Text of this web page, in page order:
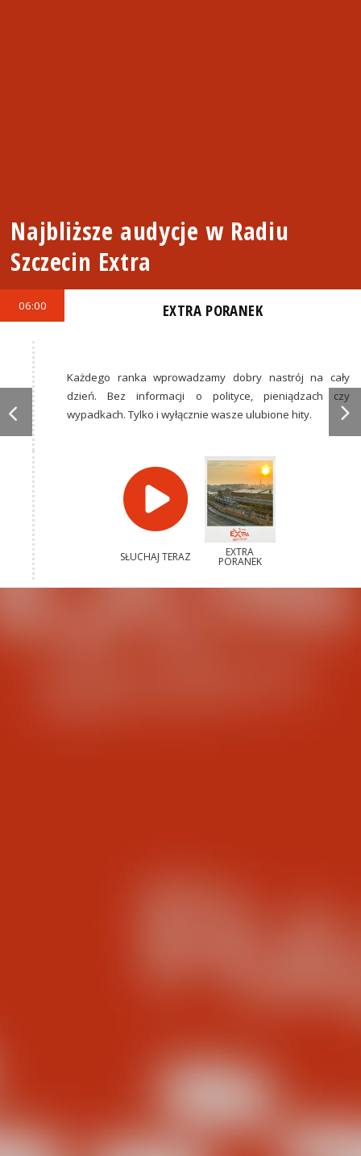
Najbliższe audycje w Radiu
Szczecin Extra
06:00 EXTRA PORANEK
Każdego ranka wprowadzamy dobry nastrój na cały
dzień. Bez informacji o polityce, pieniądzach czy
wypadkach. Tylko i wyłącznie wasze ulubione hity.
SŁUCHAJ TERAZ EXTRA
PORANEK